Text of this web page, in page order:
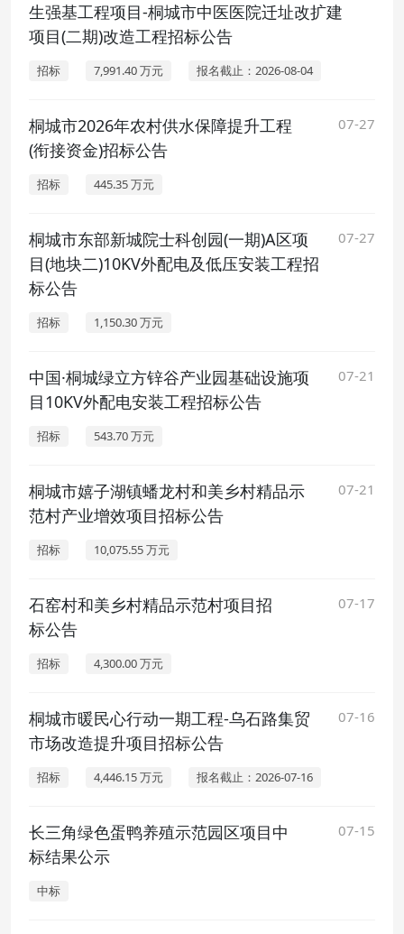
生强基工程项目-桐城市中医医院迁址改扩建
项目(二期)改造工程招标公告
招标 7,991.40 万元 报名截止：2026-08-04
桐城市2026年农村供水保障提升工程
(衔接资金)招标公告
07-27
招标 445.35 万元
桐城市东部新城院士科创园(一期)A区项
目(地块二)10KV外配电及低压安装工程招
标公告
07-27
招标 1,150.30 万元
中国·桐城绿立方锌谷产业园基础设施项
目10KV外配电安装工程招标公告
07-21
招标 543.70 万元
桐城市嬉子湖镇蟠龙村和美乡村精品示
范村产业增效项目招标公告
07-21
招标 10,075.55 万元
石窑村和美乡村精品示范村项目招
标公告
07-17
招标 4,300.00 万元
桐城市暖民心行动一期工程-乌石路集贸
市场改造提升项目招标公告
07-16
招标 4,446.15 万元 报名截止：2026-07-16
长三角绿色蛋鸭养殖示范园区项目中
标结果公示
07-15
中标